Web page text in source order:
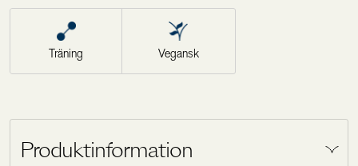
Träning Vegansk
Produktinformation